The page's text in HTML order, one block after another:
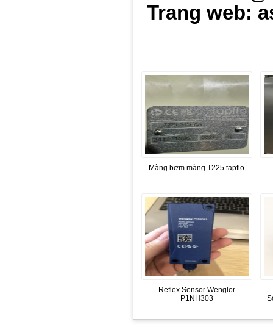
Trang web:
Màng bơm màng T225 tapflo
Reflex Sensor Wenglor
P1NH303